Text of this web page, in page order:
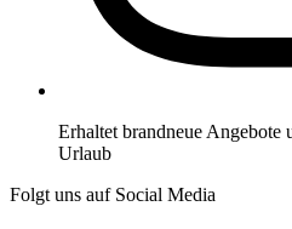
Erhaltet brandneue Angebote
Urlaub
Folgt uns auf Social Media